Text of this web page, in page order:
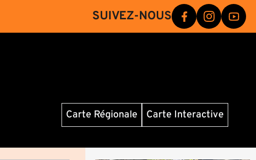
SUIVEZ-NOUS
Carte Régionale Carte Interactive